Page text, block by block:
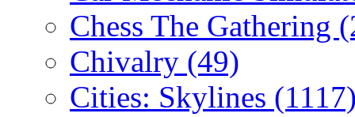
Chess The Gathering
Chivalry (49)
Cities: Skylines